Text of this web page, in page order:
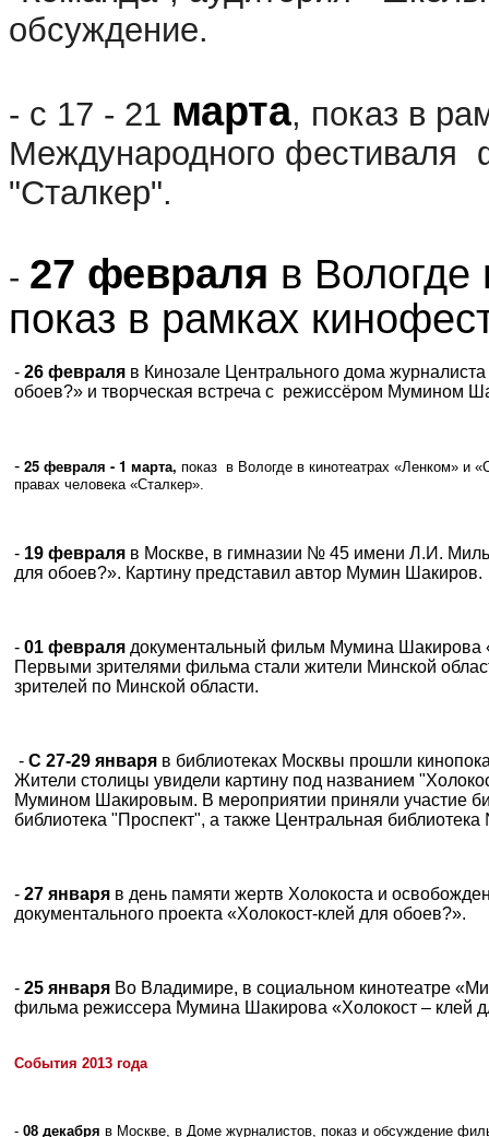
обсуждение.
- с 17 - 21 марта, показ в
Международного фестиваля
"Сталкер".
- 27 февраля в
показ в рамках
- 26 февраля в Кинозале Центрального дома
обоев?» и творческая встреча с режиссёром Мумином
- 25 февраля - 1 марта, показ в Вологде в кинотеатрах «Ленком» и
правах человека «Сталкер».
- 19 февраля в Москве, в гимназии № 45 имени Л.И.
для обоев?». Картину представил автор Мумин Шакиров.
- 01 февраля документальный фильм Мумина Шакирова
Первыми зрителями фильма стали жители Минской
зрителей по Минской области.
- С 27-29 января в библиотеках Москвы прошли
Жители столицы увидели картину под названием
Мумином Шакировым. В мероприятии приняли участие
библиотека "Проспект", а также Центральная
- 27 января в день памяти жертв Холокоста и
документального проекта «Холокост-клей для обоев?».
- 25 января Во Владимире, в социальном кинотеатре
фильма режиссера Мумина Шакирова «Холокост – клей
События 2013 года
- 08 декабря в Москве, в Доме журналистов, показ и обсуждение